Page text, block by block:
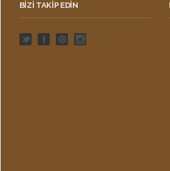
BIZI TAKIP EDIN